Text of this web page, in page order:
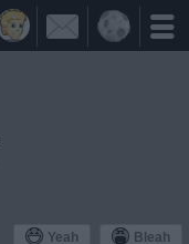

Yeah Bleah